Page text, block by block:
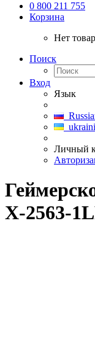
0 800 211 755
Корзина
Нет
Поиск
Вход
Язык
Личный
X-2563-